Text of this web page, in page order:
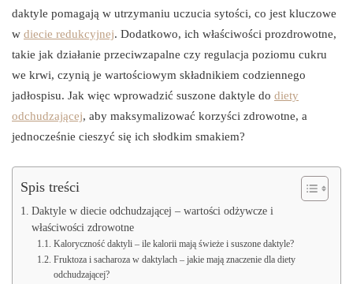
daktyle pomagają w utrzymaniu uczucia sytości, co jest kluczowe
w diecie redukcyjnej. Dodatkowo, ich właściwości prozdrowotne,
takie jak działanie przeciwzapalne czy regulacja poziomu cukru
we krwi, czynią je wartościowym składnikiem codziennego
jadłospisu. Jak więc wprowadzić suszone daktyle do diety
odchudzającej, aby maksymalizować korzyści zdrowotne, a
jednocześnie cieszyć się ich słodkim smakiem?
Spis treści
Daktyle w diecie odchudzającej – wartości odżywcze i
właściwości zdrowotne
Kaloryczność daktyli – ile kalorii mają świeże i suszone daktyle?
Fruktoza i sacharoza w daktylach – jakie mają znaczenie dla diety
odchudzającej?